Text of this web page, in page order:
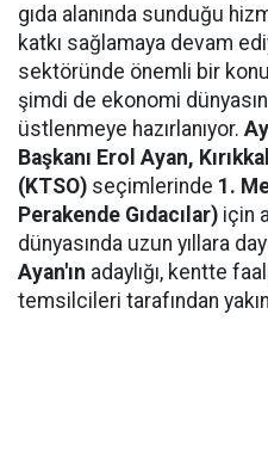
gıda alanında sunduğu
katkı sağlamaya devam
sektöründe önemli bir
şimdi de ekonomi
üstlenmeye hazırlanıyor.
Başkanı Erol Ayan,
(KTSO) seçimlerinde 1.
Perakende Gıdacılar) için
dünyasında uzun yıllara
Ayan'ın adaylığı, kentte
temsilcileri tarafından